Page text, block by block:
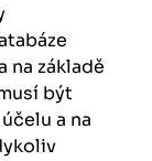
na základě
být
a na